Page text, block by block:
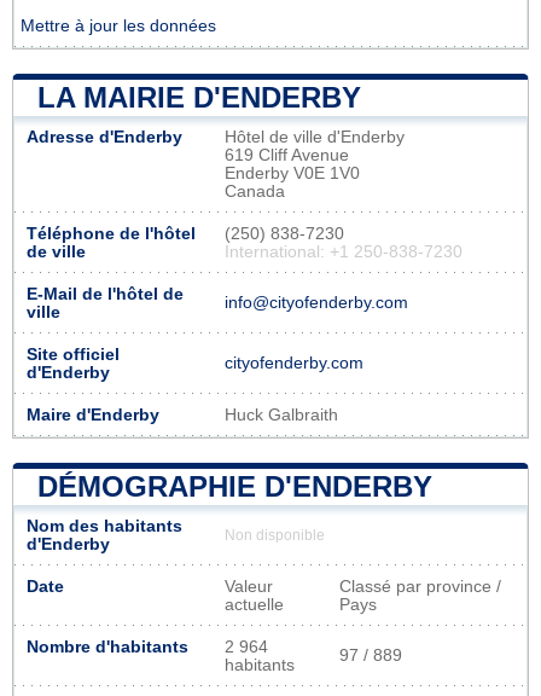
Mettre à jour les données
LA MAIRIE D'ENDERBY
Adresse d'Enderby
Hôtel de ville d'Enderby
619 Cliff Avenue
Enderby V0E 1V0
Canada
Téléphone de l'hôtel
de ville
(250) 838-7230
International: +1 250-838-7230
E-Mail de l'hôtel de
ville
info@cityofenderby.com
Site officiel
d'Enderby
cityofenderby.com
Maire d'Enderby Huck Galbraith
DÉMOGRAPHIE D'ENDERBY
Nom des habitants
d'Enderby
Non disponible
Date
Valeur
actuelle
Classé par province /
Pays
Nombre d'habitants
2 964
habitants
97 / 889